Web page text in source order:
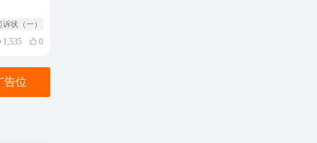
状（一）
1,535 0
告位